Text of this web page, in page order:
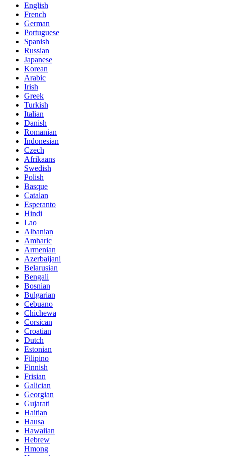
English
French
German
Portuguese
Spanish
Russian
Japanese
Korean
Arabic
Irish
Greek
Turkish
Italian
Danish
Romanian
Indonesian
Czech
Afrikaans
Swedish
Polish
Basque
Catalan
Esperanto
Hindi
Lao
Albanian
Amharic
Armenian
Azerbaijani
Belarusian
Bengali
Bosnian
Bulgarian
Cebuano
Chichewa
Corsican
Croatian
Dutch
Estonian
Filipino
Finnish
Frisian
Galician
Georgian
Gujarati
Haitian
Hausa
Hawaiian
Hebrew
Hmong